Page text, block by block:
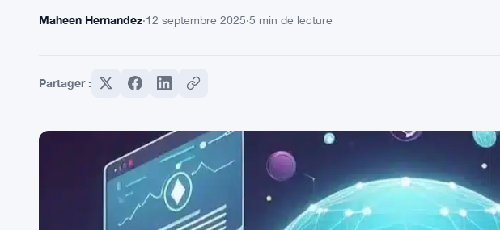
Maheen Hernandez·12 septembre 2025·5 min de lecture
Partager :